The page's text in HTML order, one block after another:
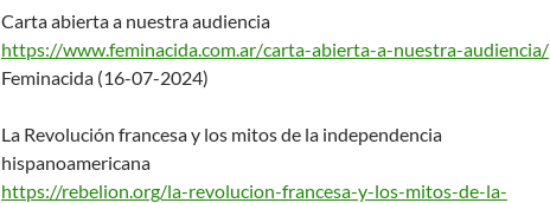
Carta abierta a nuestra audiencia
https://www.feminacida.com.ar/carta-abierta-a-nuestra-audiencia/
Feminacida (16-07-2024)
La Revolución francesa y los mitos de la independencia
hispanoamericana
https://rebelion.org/la-revolucion-francesa-y-los-mitos-de-la-